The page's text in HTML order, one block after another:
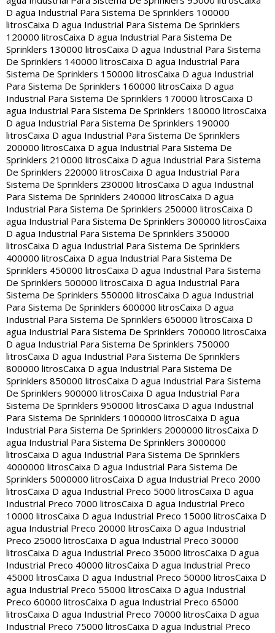
D agua Industrial Para Sistema De Sprinklers 100000
litrosCaixa D agua Industrial Para Sistema De Sprinklers
120000 litrosCaixa D agua Industrial Para Sistema De
Sprinklers 130000 litrosCaixa D agua Industrial Para Sistema
De Sprinklers 140000 litrosCaixa D agua Industrial Para
Sistema De Sprinklers 150000 litrosCaixa D agua Industrial
Para Sistema De Sprinklers 160000 litrosCaixa D agua
Industrial Para Sistema De Sprinklers 170000 litrosCaixa D
agua Industrial Para Sistema De Sprinklers 180000 litrosCaixa
D agua Industrial Para Sistema De Sprinklers 190000
litrosCaixa D agua Industrial Para Sistema De Sprinklers
200000 litrosCaixa D agua Industrial Para Sistema De
Sprinklers 210000 litrosCaixa D agua Industrial Para Sistema
De Sprinklers 220000 litrosCaixa D agua Industrial Para
Sistema De Sprinklers 230000 litrosCaixa D agua Industrial
Para Sistema De Sprinklers 240000 litrosCaixa D agua
Industrial Para Sistema De Sprinklers 250000 litrosCaixa D
agua Industrial Para Sistema De Sprinklers 300000 litrosCaixa
D agua Industrial Para Sistema De Sprinklers 350000
litrosCaixa D agua Industrial Para Sistema De Sprinklers
400000 litrosCaixa D agua Industrial Para Sistema De
Sprinklers 450000 litrosCaixa D agua Industrial Para Sistema
De Sprinklers 500000 litrosCaixa D agua Industrial Para
Sistema De Sprinklers 550000 litrosCaixa D agua Industrial
Para Sistema De Sprinklers 600000 litrosCaixa D agua
Industrial Para Sistema De Sprinklers 650000 litrosCaixa D
agua Industrial Para Sistema De Sprinklers 700000 litrosCaixa
D agua Industrial Para Sistema De Sprinklers 750000
litrosCaixa D agua Industrial Para Sistema De Sprinklers
800000 litrosCaixa D agua Industrial Para Sistema De
Sprinklers 850000 litrosCaixa D agua Industrial Para Sistema
De Sprinklers 900000 litrosCaixa D agua Industrial Para
Sistema De Sprinklers 950000 litrosCaixa D agua Industrial
Para Sistema De Sprinklers 1000000 litrosCaixa D agua
Industrial Para Sistema De Sprinklers 2000000 litrosCaixa D
agua Industrial Para Sistema De Sprinklers 3000000
litrosCaixa D agua Industrial Para Sistema De Sprinklers
4000000 litrosCaixa D agua Industrial Para Sistema De
Sprinklers 5000000 litrosCaixa D agua Industrial Preco 2000
litrosCaixa D agua Industrial Preco 5000 litrosCaixa D agua
Industrial Preco 7000 litrosCaixa D agua Industrial Preco
10000 litrosCaixa D agua Industrial Preco 15000 litrosCaixa D
agua Industrial Preco 20000 litrosCaixa D agua Industrial
Preco 25000 litrosCaixa D agua Industrial Preco 30000
litrosCaixa D agua Industrial Preco 35000 litrosCaixa D agua
Industrial Preco 40000 litrosCaixa D agua Industrial Preco
45000 litrosCaixa D agua Industrial Preco 50000 litrosCaixa D
agua Industrial Preco 55000 litrosCaixa D agua Industrial
Preco 60000 litrosCaixa D agua Industrial Preco 65000
litrosCaixa D agua Industrial Preco 70000 litrosCaixa D agua
Industrial Preco 75000 litrosCaixa D agua Industrial Preco